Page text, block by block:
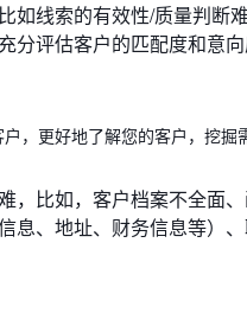
如线索的有效性/质量判断
分评估客户的匹配度和意向
，更好地了解您的客户，挖掘
，比如，客户档案不全面
息、地址、财务信息等）